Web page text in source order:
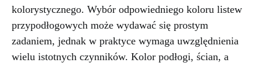
kolorystycznego. Wybór odpowiedniego koloru listew
przypodłogowych może wydawać się prostym
zadaniem, jednak w praktyce wymaga uwzględnienia
wielu istotnych czynników. Kolor podłogi, ścian, a